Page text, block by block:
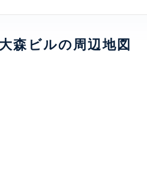
森ビルの周辺地図